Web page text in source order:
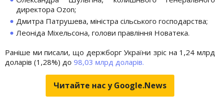
директора Ozon;
Дмитра Патрушева, міністра сільського господарства;
Леоніда Міхельсона, голови правління Новатека.
Раніше ми писали, що держборг України зріс на 1,24 млрд
доларів (1,28%) до 98,03 млрд доларів.
Читайте нас у Google.News